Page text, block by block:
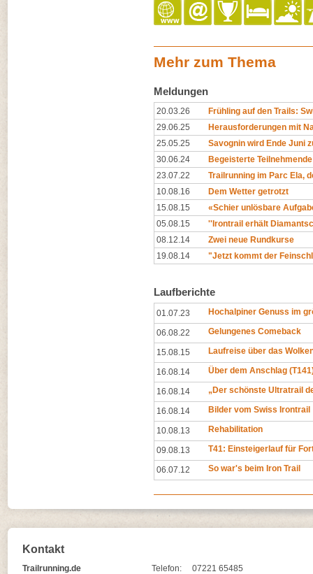
Mehr zum Thema
Meldungen
20.03.26
Frühling auf den Trails:
29.06.25
Herausforderungen mit
25.05.25
Savognin wird Ende Juni
30.06.24
Begeisterte
23.07.22
Trailrunning im Parc Ela,
10.08.16
Dem Wetter getrotzt
15.08.15
«Schier unlösbare
05.08.15
''Irontrail erhält
08.12.14
Zwei neue Rundkurse
19.08.14
"Jetzt kommt der
Laufberichte
01.07.23 Hochalpiner Genuss im
06.08.22 Gelungenes Comeback
15.08.15 Laufreise über das
16.08.14 Über dem Anschlag
16.08.14 „Der schönste Ultratrail
16.08.14 Bilder vom Swiss Irontrail
10.08.13 Rehabilitation
09.08.13 T41: Einsteigerlauf für
06.07.12 So war's beim Iron Trail
Kontakt
Trailrunning.de
Telefon:
07221 65485